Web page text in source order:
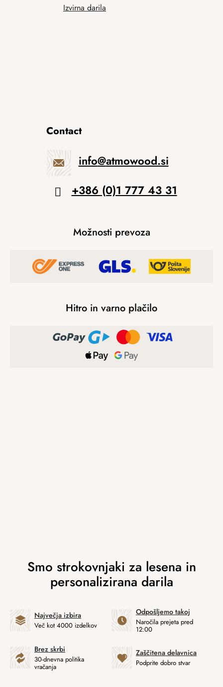
Izvirna darila
Contact
info@atmowood.si
+386 (0)1 777 43 31
Možnosti prevoza
Hitro in varno plačilo
Največja izbira
Več kot 4000 izdelkov
Odpošljemo takoj
Naročila prejeta pred
12:00
Brez skrbi
30-dnevna politika
vračanja
Zaščitena delavnica
Podprite dobro stvar